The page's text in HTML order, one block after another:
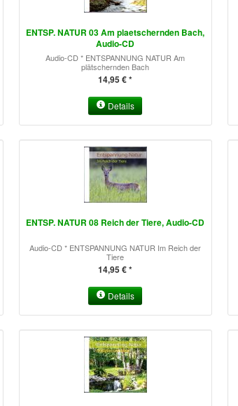
ENTSP. NATUR 03 Am plaetschernden Bach,
Audio-CD
Audio-CD * ENTSPANNUNG NATUR Am
plätschernden Bach
14,95 € *
Details
ENTSP. NATUR 08 Reich der Tiere, Audio-CD
Audio-CD * ENTSPANNUNG NATUR Im Reich der
Tiere
14,95 € *
Details